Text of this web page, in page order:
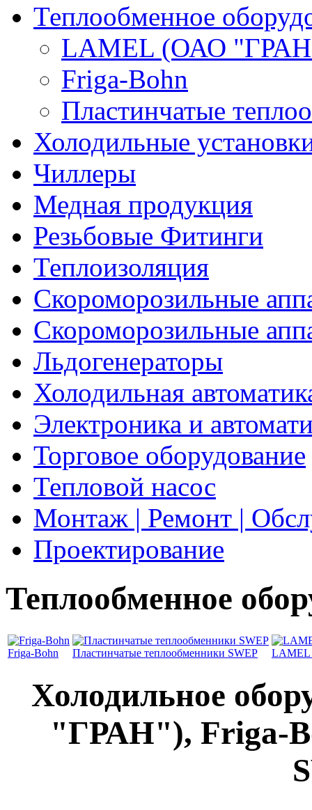
Теплообменное
LAMEL (ОАО
Friga-Bohn
Пластинчатые
Холодильные
Чиллеры
Медная продукция
Резьбовые Фитинги
Теплоизоляция
Скороморозильные
Скороморозильные
Льдогенераторы
Холодильная
Электроника и
Торговое оборудование
Тепловой насос
Монтаж | Ремонт |
Проектирование
Теплообменное
Friga-Bohn Пластинчатые теплообменники SWEP
Холодильное
"ГРАН"), Friga-